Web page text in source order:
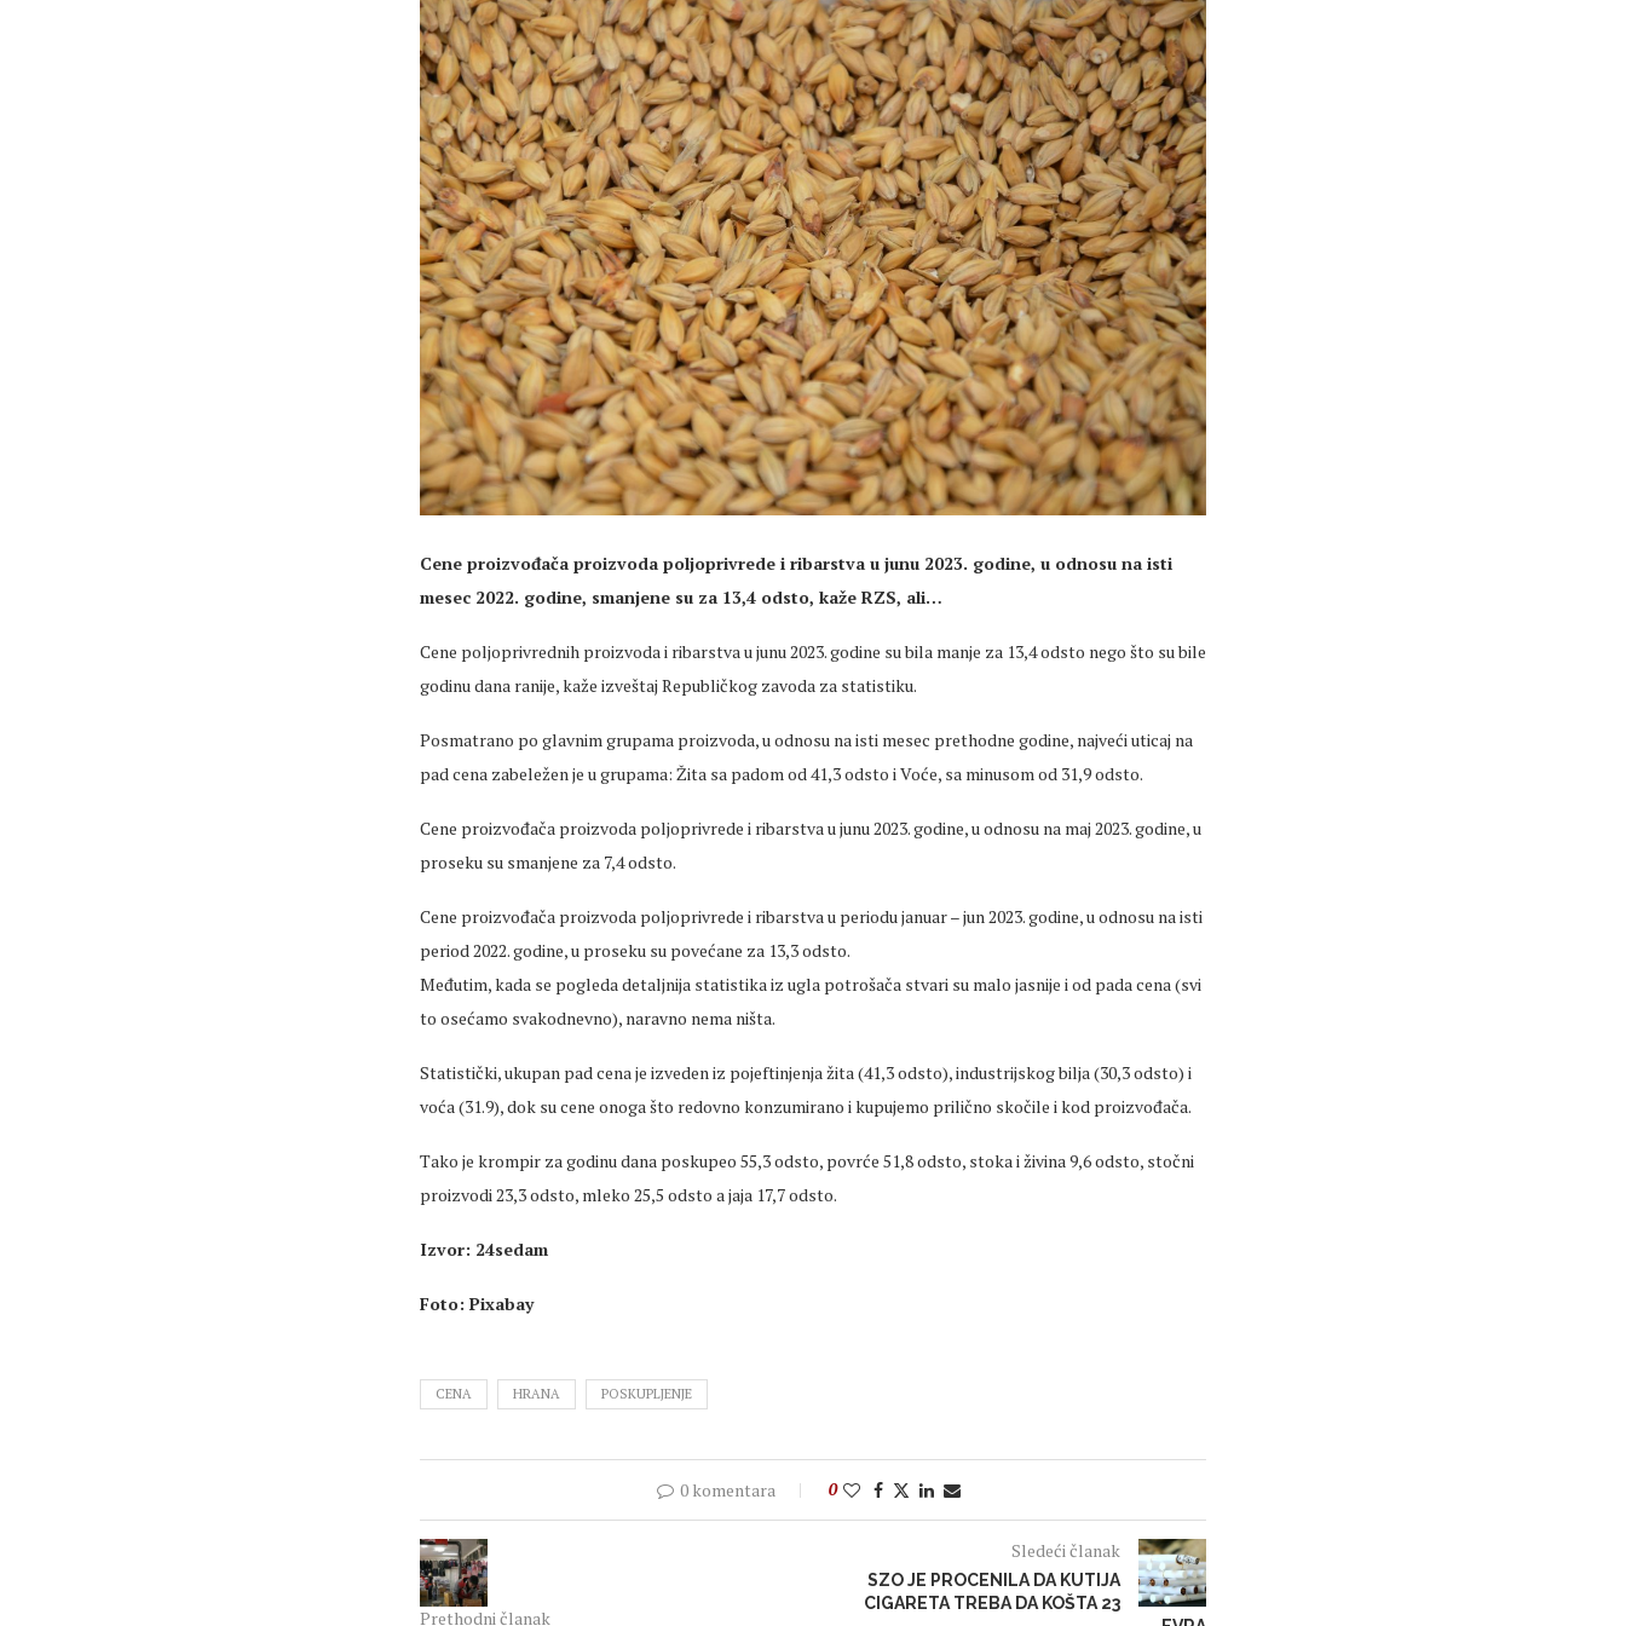
Cene proizvođača proizvoda poljoprivrede i ribarstva u junu 2023. godine, u odnosu na isti
mesec 2022. godine, smanjene su za 13,4 odsto, kaže RZS, ali…
Cene poljoprivrednih proizvoda i ribarstva u junu 2023. godine su bila manje za 13,4 odsto nego što su bile
godinu dana ranije, kaže izveštaj Republičkog zavoda za statistiku.
Posmatrano po glavnim grupama proizvoda, u odnosu na isti mesec prethodne godine, najveći uticaj na
pad cena zabeležen je u grupama: Žita sa padom od 41,3 odsto i Voće, sa minusom od 31,9 odsto.
Cene proizvođača proizvoda poljoprivrede i ribarstva u junu 2023. godine, u odnosu na maj 2023. godine, u
proseku su smanjene za 7,4 odsto.
Cene proizvođača proizvoda poljoprivrede i ribarstva u periodu januar – jun 2023. godine, u odnosu na isti
period 2022. godine, u proseku su povećane za 13,3 odsto.
Međutim, kada se pogleda detaljnija statistika iz ugla potrošača stvari su malo jasnije i od pada cena (svi
to osećamo svakodnevno), naravno nema ništa.
Statistički, ukupan pad cena je izveden iz pojeftinjenja žita (41,3 odsto), industrijskog bilja (30,3 odsto) i
voća (31.9), dok su cene onoga što redovno konzumirano i kupujemo prilično skočile i kod proizvođača.
Tako je krompir za godinu dana poskupeo 55,3 odsto, povrće 51,8 odsto, stoka i živina 9,6 odsto, stočni
proizvodi 23,3 odsto, mleko 25,5 odsto a jaja 17,7 odsto.
Izvor: 24sedam
Foto: Pixabay
CENA HRANA POSKUPLJENJE
0 komentara 0
Prethodni članak
Sledeći članak
SZO JE PROCENILA DA KUTIJA
CIGARETA TREBA DA KOŠTA 23